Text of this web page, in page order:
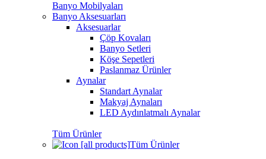
Banyo Mobilyaları
Banyo Aksesuarları
Aksesuarlar
Çöp Kovaları
Banyo Setleri
Köşe Sepetleri
Paslanmaz Ürünler
Aynalar
Standart Aynalar
Makyaj Aynaları
LED Aydınlatmalı Aynalar
Tüm Ürünler
Tüm Ürünler